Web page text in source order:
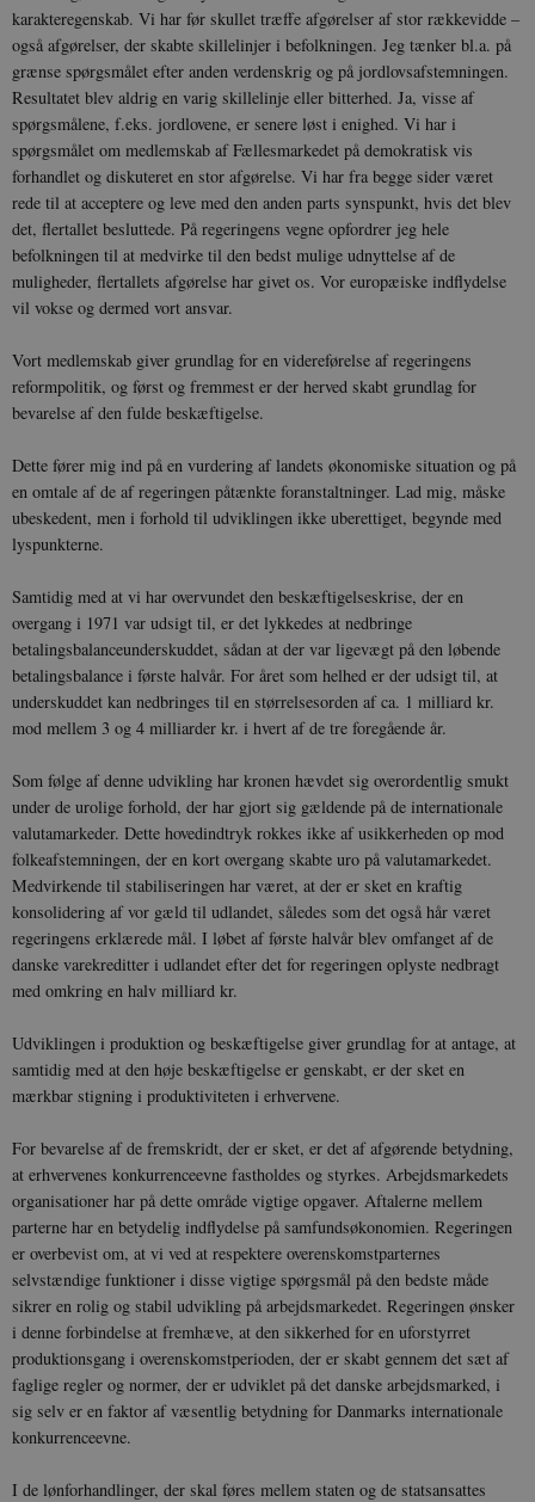
karakteregenskab. Vi har før skullet træffe afgørelser af stor rækkevidde –
også afgørelser, der skabte skillelinjer i befolkningen. Jeg tænker bl.a. på
grænse spørgsmålet efter anden verdenskrig og på jordlovsafstemningen.
Resultatet blev aldrig en varig skillelinje eller bitterhed. Ja, visse af
spørgsmålene, f.eks. jordlovene, er senere løst i enighed. Vi har i
spørgsmålet om medlemskab af Fællesmarkedet på demokratisk vis
forhandlet og diskuteret en stor afgørelse. Vi har fra begge sider været
rede til at acceptere og leve med den anden parts synspunkt, hvis det blev
det, flertallet besluttede. På regeringens vegne opfordrer jeg hele
befolkningen til at medvirke til den bedst mulige udnyttelse af de
muligheder, flertallets afgørelse har givet os. Vor europæiske indflydelse
vil vokse og dermed vort ansvar.
Vort medlemskab giver grundlag for en videreførelse af regeringens
reformpolitik, og først og fremmest er der herved skabt grundlag for
bevarelse af den fulde beskæftigelse.
Dette fører mig ind på en vurdering af landets økonomiske situation og på
en omtale af de af regeringen påtænkte foranstaltninger. Lad mig, måske
ubeskedent, men i forhold til udviklingen ikke uberettiget, begynde med
lyspunkterne.
Samtidig med at vi har overvundet den beskæftigelseskrise, der en
overgang i 1971 var udsigt til, er det lykkedes at nedbringe
betalingsbalanceunderskuddet, sådan at der var ligevægt på den løbende
betalingsbalance i første halvår. For året som helhed er der udsigt til, at
underskuddet kan nedbringes til en størrelsesorden af ca. 1 milliard kr.
mod mellem 3 og 4 milliarder kr. i hvert af de tre foregående år.
Som følge af denne udvikling har kronen hævdet sig overordentlig smukt
under de urolige forhold, der har gjort sig gældende på de internationale
valutamarkeder. Dette hovedindtryk rokkes ikke af usikkerheden op mod
folkeafstemningen, der en kort overgang skabte uro på valutamarkedet.
Medvirkende til stabiliseringen har været, at der er sket en kraftig
konsolidering af vor gæld til udlandet, således som det også hår været
regeringens erklærede mål. I løbet af første halvår blev omfanget af de
danske varekreditter i udlandet efter det for regeringen oplyste nedbragt
med omkring en halv milliard kr.
Udviklingen i produktion og beskæftigelse giver grundlag for at antage, at
samtidig med at den høje beskæftigelse er genskabt, er der sket en
mærkbar stigning i produktiviteten i erhvervene.
For bevarelse af de fremskridt, der er sket, er det af afgørende betydning,
at erhvervenes konkurrenceevne fastholdes og styrkes. Arbejdsmarkedets
organisationer har på dette område vigtige opgaver. Aftalerne mellem
parterne har en betydelig indflydelse på samfundsøkonomien. Regeringen
er overbevist om, at vi ved at respektere overenskomstparternes
selvstændige funktioner i disse vigtige spørgsmål på den bedste måde
sikrer en rolig og stabil udvikling på arbejdsmarkedet. Regeringen ønsker
i denne forbindelse at fremhæve, at den sikkerhed for en uforstyrret
produktionsgang i overenskomstperioden, der er skabt gennem det sæt af
faglige regler og normer, der er udviklet på det danske arbejdsmarked, i
sig selv er en faktor af væsentlig betydning for Danmarks internationale
konkurrenceevne.
I de lønforhandlinger, der skal føres mellem staten og de statsansattes